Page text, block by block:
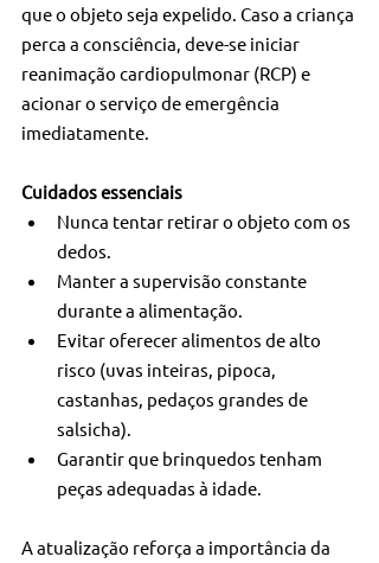
que o objeto seja expelido. Caso a criança
perca a consciência, deve-se iniciar
reanimação cardiopulmonar (RCP) e
acionar o serviço de emergência
imediatamente.
Cuidados essenciais
Nunca tentar retirar o objeto com os
dedos.
Manter a supervisão constante
durante a alimentação.
Evitar oferecer alimentos de alto
risco (uvas inteiras, pipoca,
castanhas, pedaços grandes de
salsicha).
Garantir que brinquedos tenham
peças adequadas à idade.
A atualização reforça a importância da